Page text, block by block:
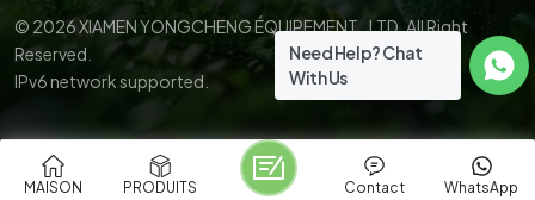
© 2026 XIAMEN YONGCHENG ÉQUIPEMENT., LTD. All Right
Reserved.
IPv6 network supported.
MAISON PRODUITS WhatsApp
Contact
Need Help? Chat
With Us